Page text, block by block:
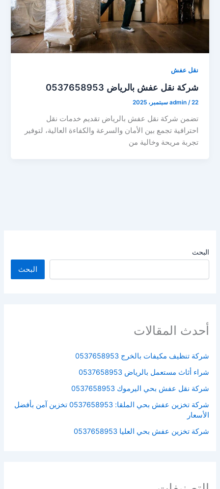
نقل عفش
شركة نقل عفش بالرياض 0537658953
admin /22 سبتمبر، 2025
تضمن شركة نقل عفش بالرياض تقديم خدمات نقل
احترافية تجمع بين الأمان والسرعة والكفاءة العالية، لتوفير
تجربة مريحة وخالية من
البحث
البحث
أحدث المقالات
شركة تنظيف مكيفات بالخرج 0537658953
شراء أثاث مستعمل بالرياض 0537658953
شركة نقل عفش بحي اليرموك 0537658953
شركة تخزين عفش بحي الملقا: 0537658953 تخزين آمن بأفضل
الأسعار
شركة تخزين عفش بحي العليا 0537658953